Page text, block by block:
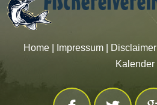
Home Impressum Disclaimer
Kalender